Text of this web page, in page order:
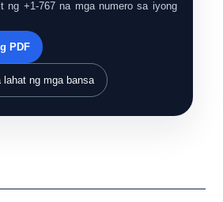
ng +1-767 na mga numero sa iyong
PDF
lahat ng mga bansa